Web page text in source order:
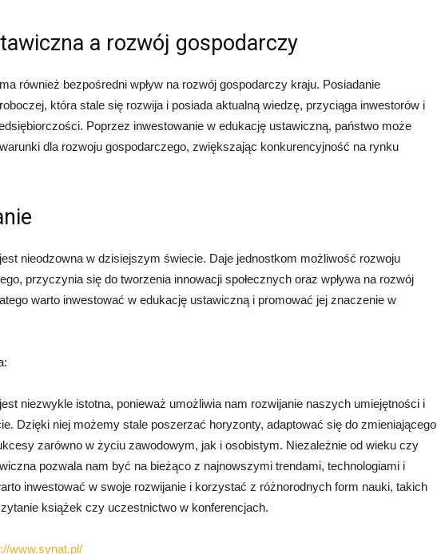
a rozwój gospodarczy
również bezpośredni wpływ na rozwój gospodarczy kraju. Posiadanie
która stale się rozwija i posiada aktualną wiedzę, przyciąga inwestorów i
Poprzez inwestowanie w edukację ustawiczną, państwo może
dla rozwoju gospodarczego, zwiększając konkurencyjność na rynku
nieodzowna w dzisiejszym świecie. Daje jednostkom możliwość rozwoju
przyczynia się do tworzenia innowacji społecznych oraz wpływa na rozwój
warto inwestować w edukację ustawiczną i promować jej znaczenie w
niezwykle istotna, ponieważ umożliwia nam rozwijanie naszych umiejętności i
Dzięki niej możemy stale poszerzać horyzonty, adaptować się do zmieniającego
zarówno w życiu zawodowym, jak i osobistym. Niezależnie od wieku czy
pozwala nam być na bieżąco z najnowszymi trendami, technologiami i
inwestować w swoje rozwijanie i korzystać z różnorodnych form nauki, takich
książek czy uczestnictwo w konferencjach.
www.synat.pl/